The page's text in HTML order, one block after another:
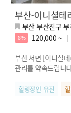
부산-이니셜테
부산 부산진구
8% 120,000 ~
부산 서면 [이니셜
관리를 약속드립니
힐링장인 유진